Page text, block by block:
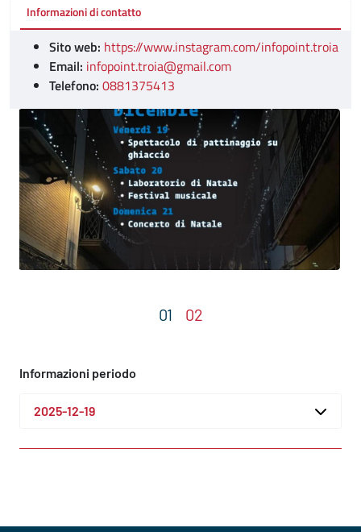
Informazioni di contatto
Sito web: https://www.instagram.com/infopoint.troia
Email: infopoint.troia@gmail.com
Telefono: 0881375413
Informazioni periodo
2025-12-19